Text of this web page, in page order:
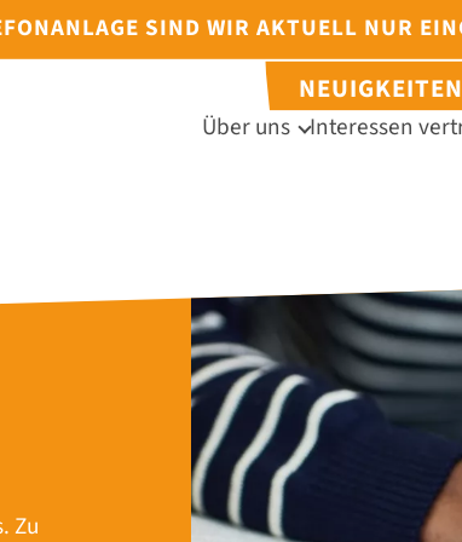
SIND WIR AKTUELL NUR
NEUIGKEITEN
Über uns Interessen
Zu